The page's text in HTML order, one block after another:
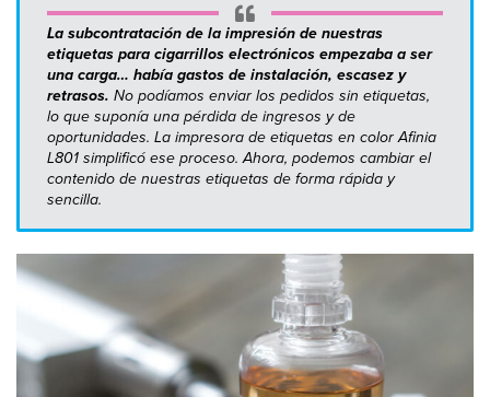
La subcontratación de la impresión de nuestras
etiquetas para cigarrillos electrónicos empezaba a ser
una carga… había gastos de instalación, escasez y
retrasos. No podíamos enviar los pedidos sin etiquetas,
lo que suponía una pérdida de ingresos y de
oportunidades. La impresora de etiquetas en color Afinia
L801 simplificó ese proceso. Ahora, podemos cambiar el
contenido de nuestras etiquetas de forma rápida y
sencilla.